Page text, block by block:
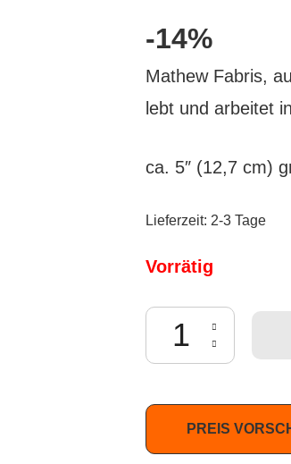
-14%
Mathew Fabris,
lebt und arbeitet
ca. 5″ (12,7 cm)
Lieferzeit: 2-3 Tage
Vorrätig
Codename Unknown
PREIS